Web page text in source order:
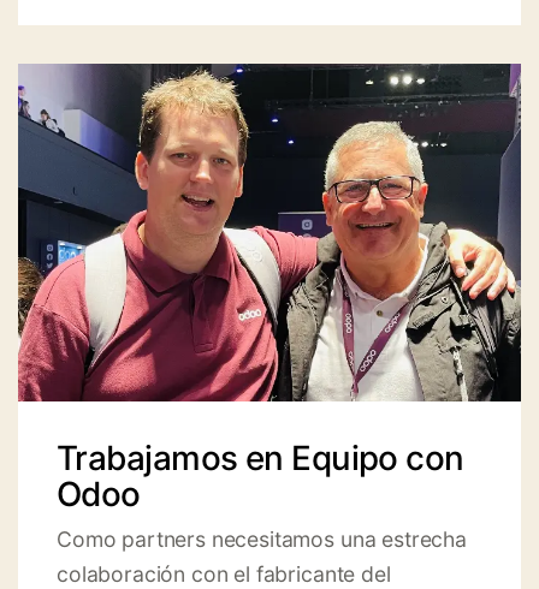
Trabajamos en Equipo con
Odoo
Como partners necesitamos una estrecha
colaboración con el fabricante del